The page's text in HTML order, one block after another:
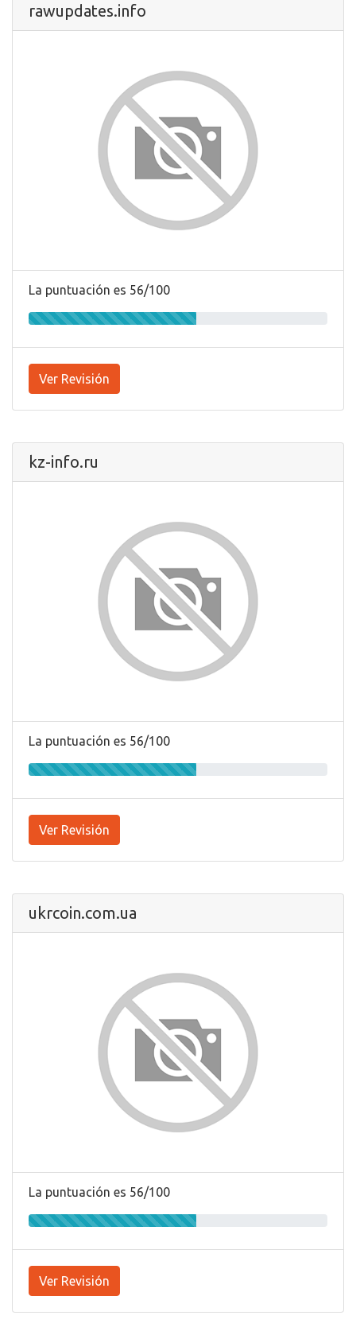
rawupdates.info
La puntuación es 56/100
Ver Revisión
kz-info.ru
La puntuación es 56/100
Ver Revisión
ukrcoin.com.ua
La puntuación es 56/100
Ver Revisión